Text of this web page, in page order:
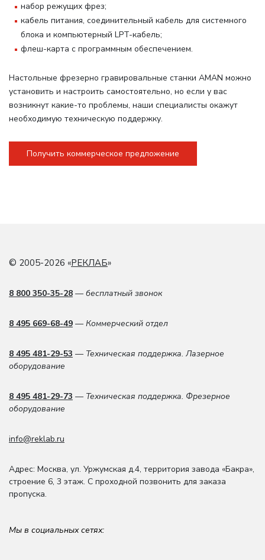
набор режущих фрез;
кабель питания, соединительный кабель для системного
блока и компьютерный LPT-кабель;
флеш-карта с программным обеспечением.
Настольные фрезерно гравировальные станки AMAN можно
установить и настроить самостоятельно, но если у вас
возникнут какие-то проблемы, наши специалисты окажут
необходимую техническую поддержку.
Получить коммерческое предложение
© 2005-2026 «РЕКЛАБ»
8 800 350-35-28 — бесплатный звонок
8 495 669-68-49 — Коммерческий отдел
8 495 481-29-53 — Техническая поддержка. Лазерное
оборудование
8 495 481-29-73 — Техническая поддержка. Фрезерное
оборудование
info@reklab.ru
Адрес: Москва, ул. Уржумская д.4, территория завода «Бакра»,
строение 6, 3 этаж. С проходной позвонить для заказа
пропуска.
Мы в социальных сетях: